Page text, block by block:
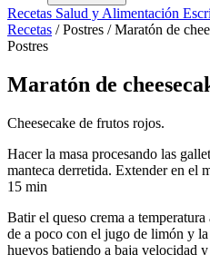
Recetas Salud y Alimentación
Recetas / Postres / Maratón de
Postres
Maratón de
Cheesecake de frutos rojos.
Hacer la masa procesando las
manteca derretida. Extender en el
15 min
Batir el queso crema a
de a poco con el jugo de limón y
huevos batiendo a baja velocidad